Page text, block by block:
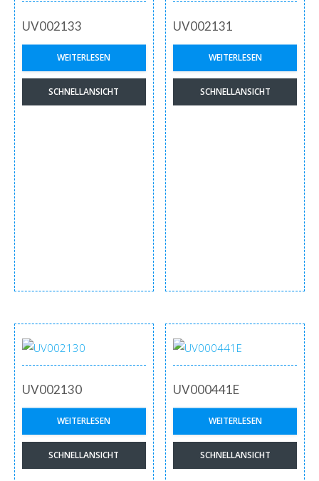
UV002133
WEITERLESEN
SCHNELLANSICHT
UV002131
WEITERLESEN
SCHNELLANSICHT
UV002130
WEITERLESEN
SCHNELLANSICHT
UV000441E
WEITERLESEN
SCHNELLANSICHT